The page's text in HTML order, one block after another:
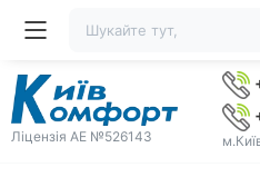
Ліцензія AE №526143